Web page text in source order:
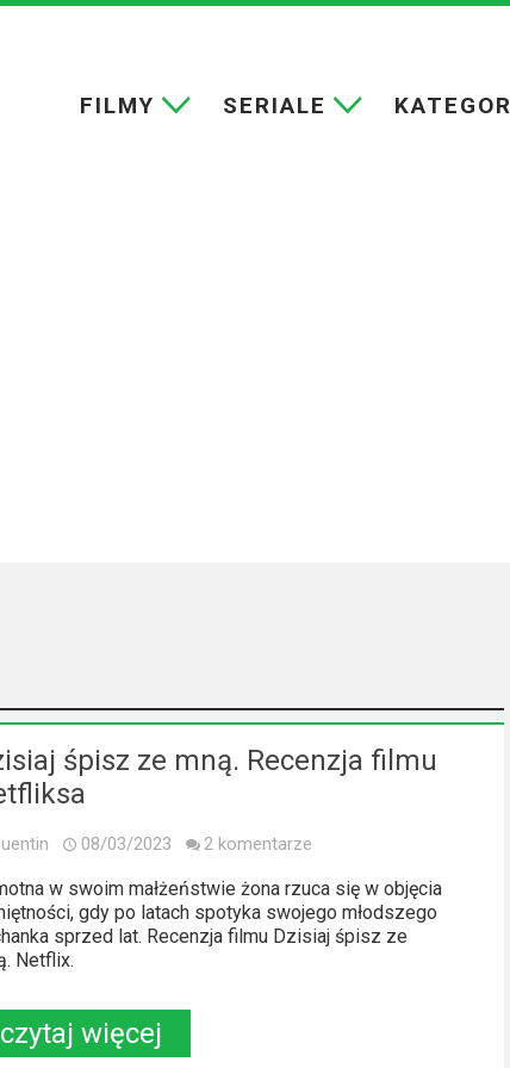
FILMY SERIALE
śpisz ze mną. Recenzja filmu
08/03/2023 2 komentarze
w swoim małżeństwie żona rzuca się w objęcia
gdy po latach spotyka swojego młodszego
sprzed lat. Recenzja filmu Dzisiaj śpisz ze
Netflix.
czytaj więcej